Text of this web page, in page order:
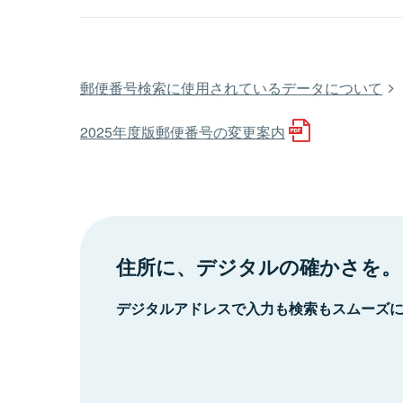
郵便番号検索に使用されているデータについて
2025年度版郵便番号の変更案内
住所に、デジタルの確かさを。
デジタルアドレスで入力も検索もスムーズ